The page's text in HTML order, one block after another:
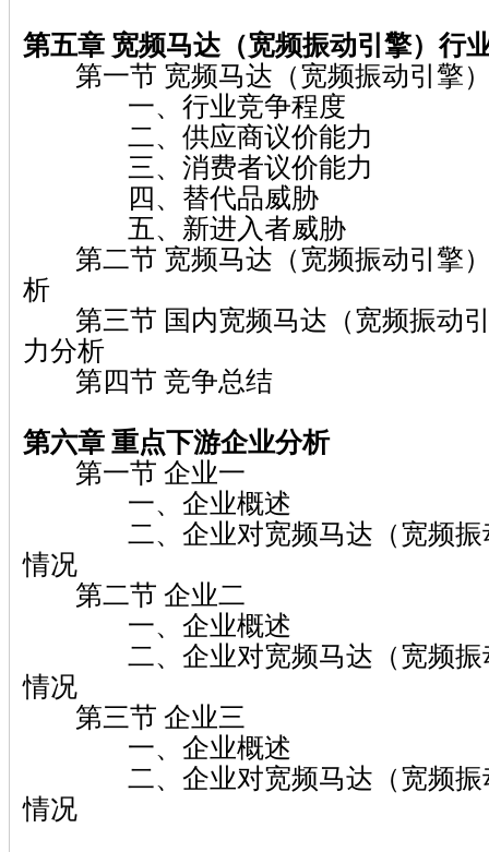
第五章 宽频马达（宽频振动引擎）行
第一节 宽频马达（宽频振动引擎
一、行业竞争程度
二、供应商议价能力
三、消费者议价能力
四、替代品威胁
五、新进入者威胁
第二节 宽频马达（宽频振动引擎
析
第三节 国内宽频马达（宽频振动
力分析
第四节 竞争总结
第六章 重点下游企业分析
第一节 企业一
一、企业概述
二、企业对宽频马达（宽频振
情况
第二节 企业二
一、企业概述
二、企业对宽频马达（宽频振
情况
第三节 企业三
一、企业概述
二、企业对宽频马达（宽频振
情况